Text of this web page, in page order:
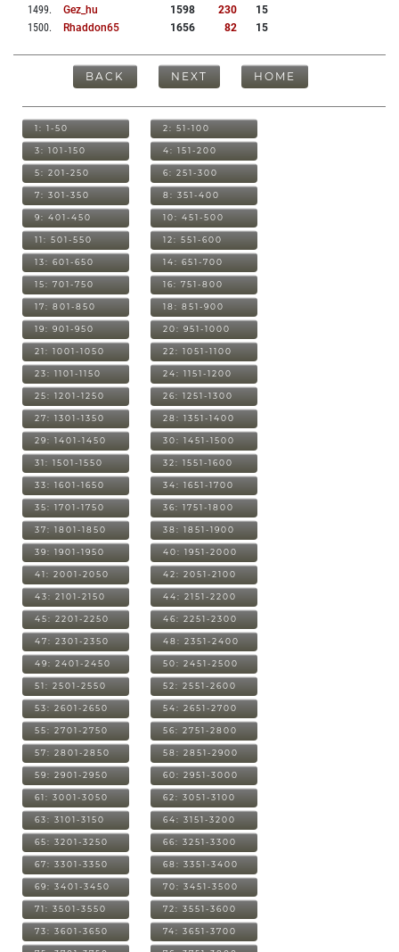
1499. Gez_hu 1598 230
15
1500. Rhaddon65 1656 82 15
BACK NEXT HOME
1: 1-50 2: 51-100
3: 101-150 4: 151-200
5: 201-250 6: 251-300
7: 301-350 8: 351-400
9: 401-450 10: 451-500
11: 501-550 12: 551-600
13: 601-650 14: 651-700
15: 701-750 16: 751-800
17: 801-850 18: 851-900
19: 901-950 20: 951-1000
21: 1001-1050 22: 1051-1100
23: 1101-1150 24: 1151-1200
25: 1201-1250 26: 1251-1300
27: 1301-1350 28: 1351-1400
29: 1401-1450 30: 1451-1500
31: 1501-1550 32: 1551-1600
33: 1601-1650 34: 1651-1700
35: 1701-1750 36: 1751-1800
37: 1801-1850 38: 1851-1900
39: 1901-1950 40: 1951-2000
41: 2001-2050 42: 2051-2100
43: 2101-2150 44: 2151-2200
45: 2201-2250 46: 2251-2300
47: 2301-2350 48: 2351-2400
49: 2401-2450 50: 2451-2500
51: 2501-2550 52: 2551-2600
53: 2601-2650 54: 2651-2700
55: 2701-2750 56: 2751-2800
57: 2801-2850 58: 2851-2900
59: 2901-2950 60: 2951-3000
61: 3001-3050 62: 3051-3100
63: 3101-3150 64: 3151-3200
65: 3201-3250 66: 3251-3300
67: 3301-3350 68: 3351-3400
69: 3401-3450 70: 3451-3500
71: 3501-3550 72: 3551-3600
73: 3601-3650 74: 3651-3700